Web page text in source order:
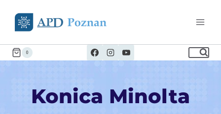
0
Konica Minolta